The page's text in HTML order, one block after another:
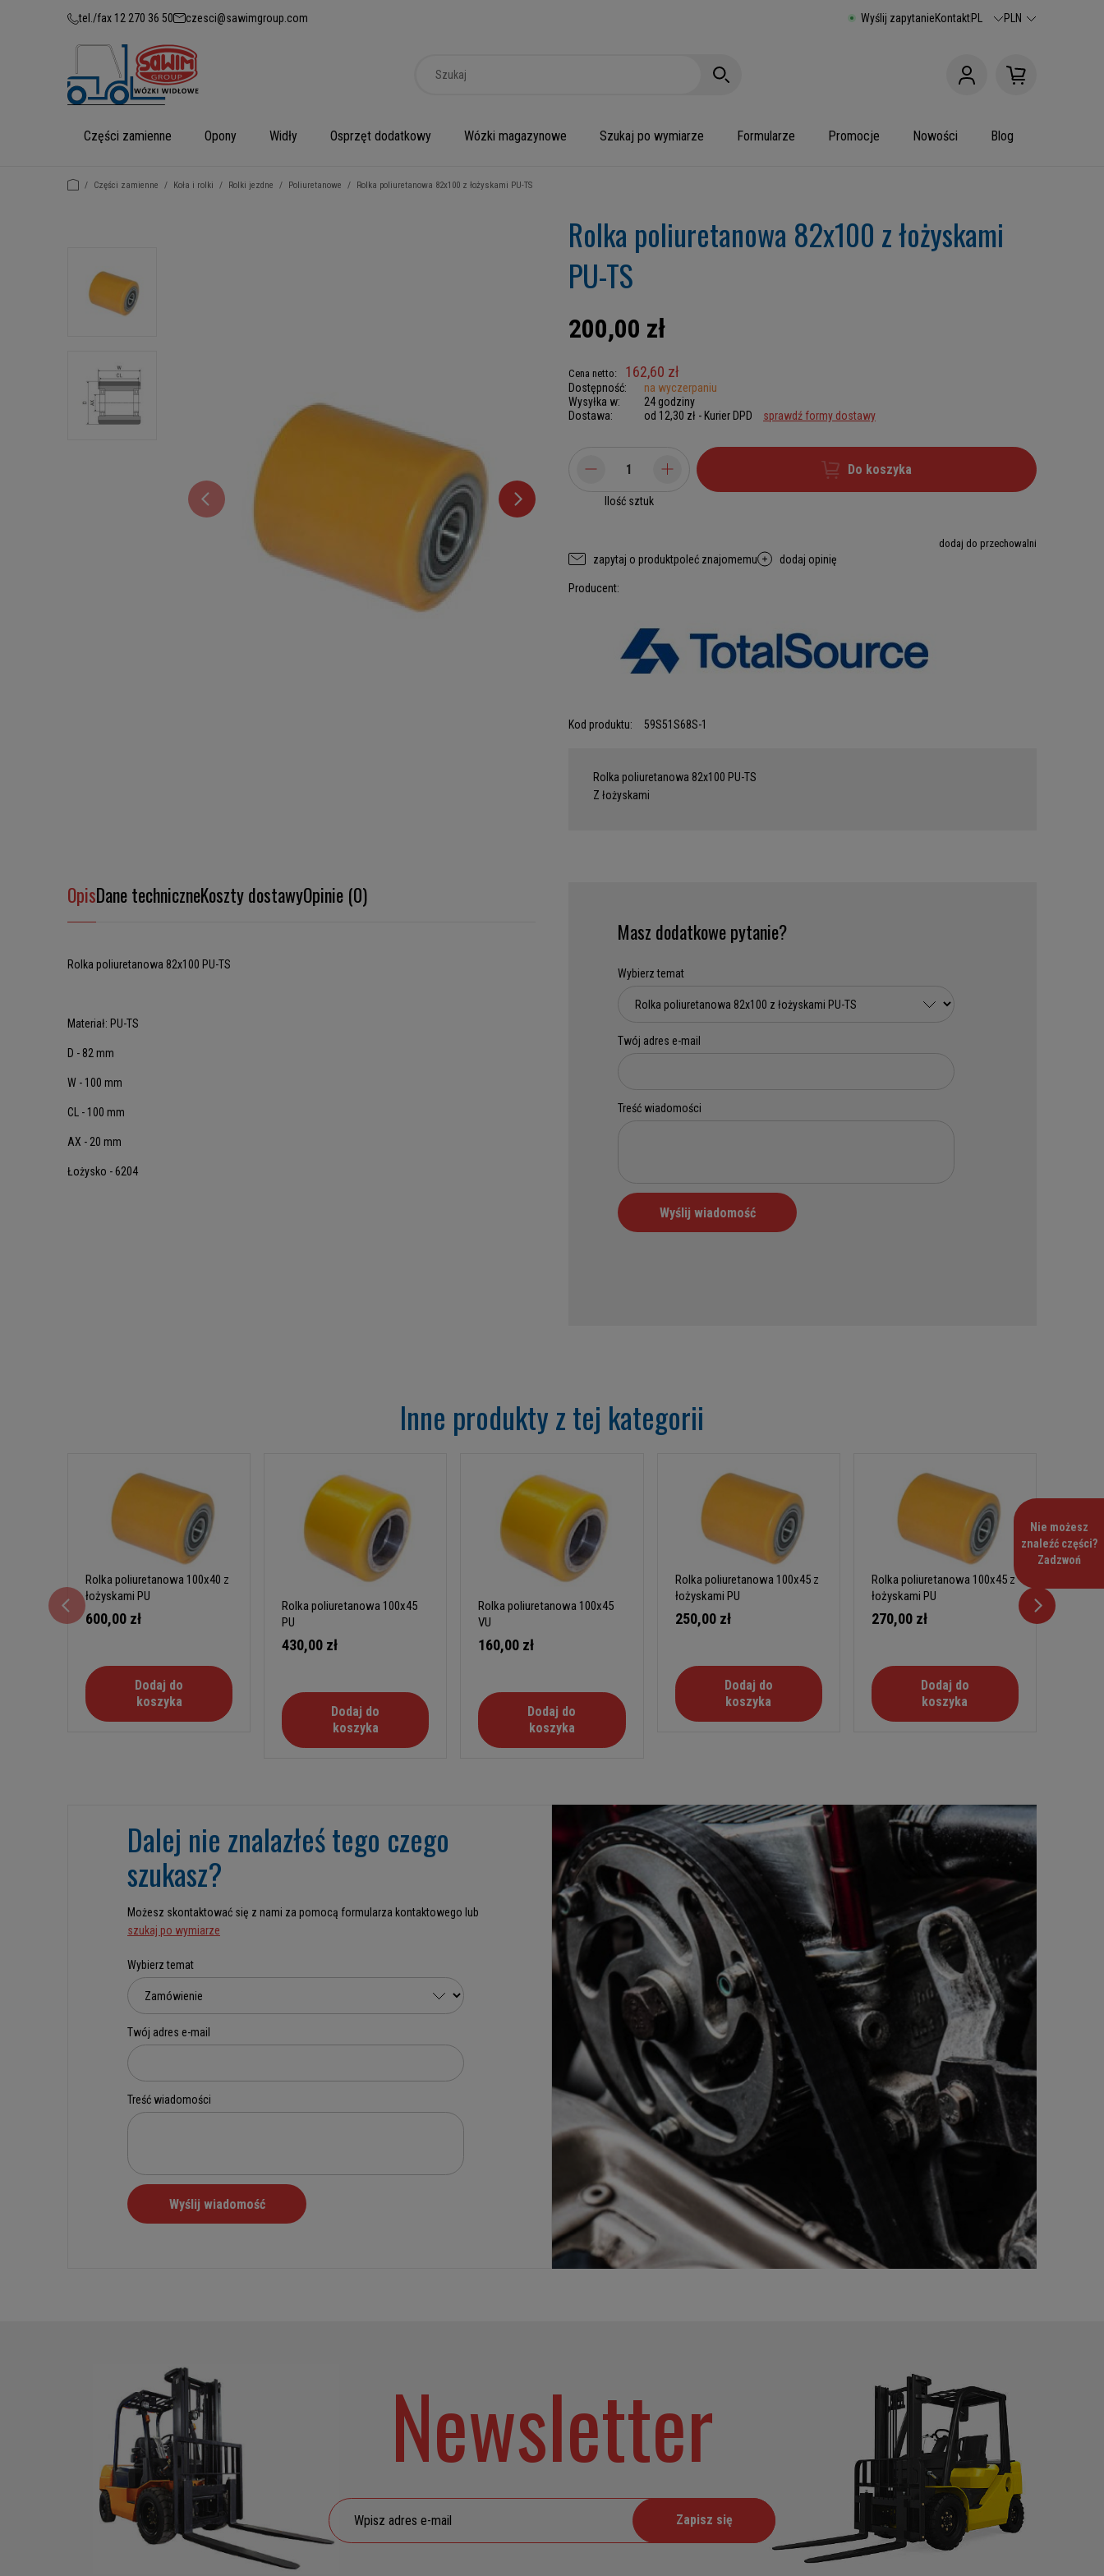
tel./fax 12 270 36 50 czesci@sawimgroup.com Wyślij zapytanieKontaktPL PLN
Części zamienne Opony Widły Osprzęt dodatkowy Wózki magazynowe Szukaj po wymiarze Formularze Promocje Nowości Blog
/ Części zamienne / Koła i rolki / Rolki jezdne / Poliuretanowe / Rolka poliuretanowa 82x100 z łożyskami PU-TS
Rolka poliuretanowa 82x100 z łożyskami
PU-TS
200,00 zł
Cena netto: 162,60 zł
Dostępność:
na wyczerpaniu
Wysyłka w:
24 godziny
Dostawa:
od 12,30 zł - Kurier DPD sprawdź formy dostawy
Ilość sztuk
Do koszyka
dodaj do przechowalni
zapytaj o produktpoleć znajomemu dodaj opinię
Producent:
Kod produktu: 59S51S68S-1
Rolka poliuretanowa 82x100 PU-TS
Z łożyskami
OpisDane techniczneKoszty dostawyOpinie (0)
Rolka poliuretanowa 82x100 PU-TS
Materiał: PU-TS
D - 82 mm
W - 100 mm
CL - 100 mm
AX - 20 mm
Łożysko - 6204
Masz dodatkowe pytanie?
Inne produkty z tej kategorii
Rolka poliuretanowa 100x40 z
łożyskami PU
600,00 zł
Dodaj do
koszyka
Rolka poliuretanowa 100x45
PU
430,00 zł
Dodaj do
koszyka
Rolka poliuretanowa 100x45
VU
160,00 zł
Dodaj do
koszyka
Rolka poliuretanowa 100x45 z
łożyskami PU
250,00 zł
Dodaj do
koszyka
Rolka poliuretanowa 100x45 z
łożyskami PU
270,00 zł
Dodaj do
koszyka
Dalej nie znalazłeś tego czego
szukasz?
Możesz skontaktować się z nami za pomocą formularza kontaktowego lub
szukaj po wymiarze
Newsletter
Zapisz się
Nie możesz
znaleźć części?
Zadzwoń